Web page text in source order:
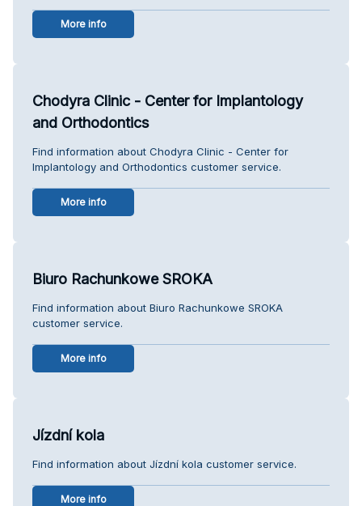
More info
Chodyra Clinic - Center for Implantology
and Orthodontics
Find information about Chodyra Clinic - Center for
Implantology and Orthodontics customer service.
More info
Biuro Rachunkowe SROKA
Find information about Biuro Rachunkowe SROKA
customer service.
More info
Jízdní kola
Find information about Jízdní kola customer service.
More info